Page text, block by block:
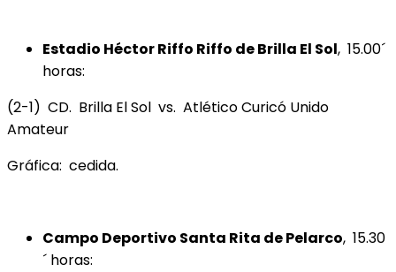
Estadio Héctor Riffo Riffo de Brilla El Sol, 15.00´
horas:
(2-1) CD. Brilla El Sol vs. Atlético Curicó Unido
Amateur
Gráfica: cedida.
Campo Deportivo Santa Rita de Pelarco, 15.30
´ horas: